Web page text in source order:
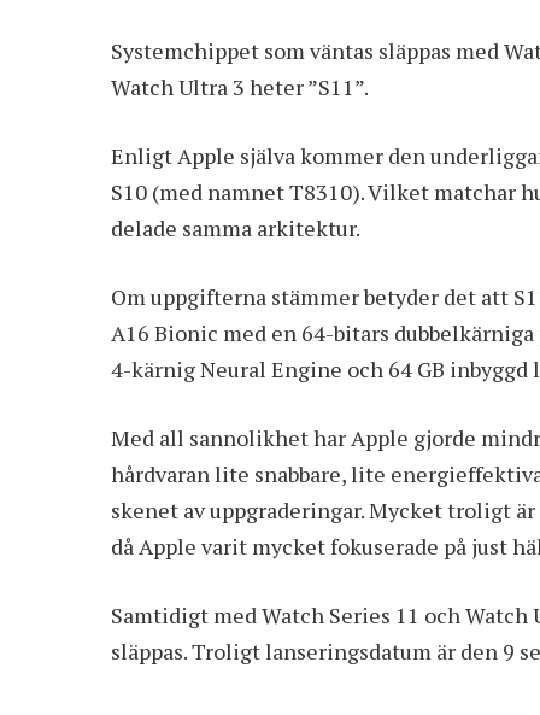
Systemchippet som väntas släppas med
Watch Ultra 3 heter ”S11”.
Enligt Apple själva kommer den
S10 (med namnet T8310). Vilket matchar
delade samma arkitektur.
Om uppgifterna stämmer betyder det att
A16 Bionic med en 64-bitars
4-kärnig Neural Engine och 64 GB inbyggd
Med all sannolikhet har Apple gjorde
hårdvaran lite snabbare, lite
skenet av uppgraderingar. Mycket troligt
då Apple varit mycket fokuserade på just
Samtidigt med Watch Series 11 och
släppas. Troligt lanseringsdatum är den 9